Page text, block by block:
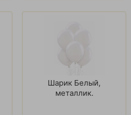
Шарик Белый,
металлик.